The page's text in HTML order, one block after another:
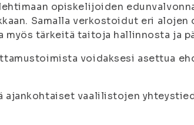
opiskelijoiden
Samalla verkostoidut eri alojen
tärkeitä taitoja hallinnosta ja
voidaksesi asettua
ajankohtaiset vaalilistojen